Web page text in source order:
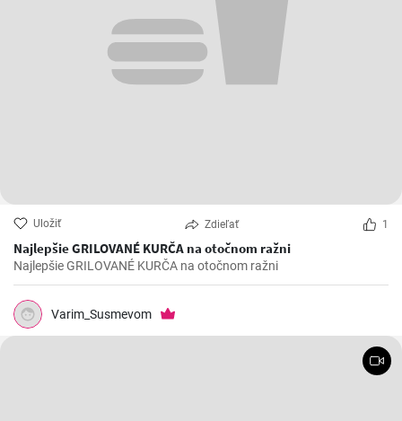
Uložiť Zdieľať 1
Najlepšie GRILOVANÉ KURČA na otočnom ražni
Najlepšie GRILOVANÉ KURČA na otočnom ražni
Varim_Susmevom